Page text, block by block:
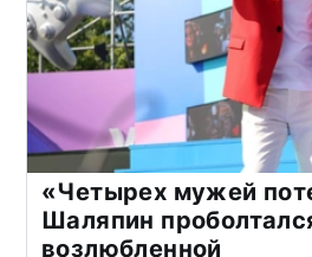
«Четырех мужей
Шаляпин
возлюбленной